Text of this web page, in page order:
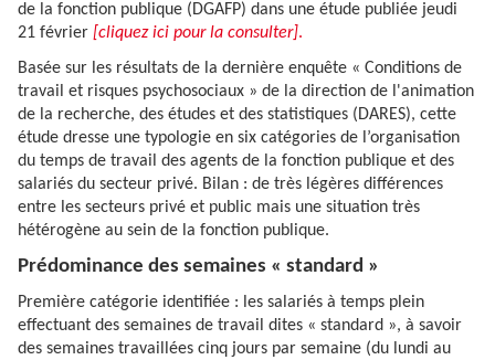
de la fonction publique (DGAFP) dans une étude publiée jeudi
21 février [cliquez ici pour la consulter].
Basée sur les résultats de la dernière enquête « Conditions de
travail et risques psychosociaux » de la direction de l'animation
de la recherche, des études et des statistiques (DARES), cette
étude dresse une typologie en six catégories de l’organisation
du temps de travail des agents de la fonction publique et des
salariés du secteur privé. Bilan : de très légères différences
entre les secteurs privé et public mais une situation très
hétérogène au sein de la fonction publique.
Prédominance des semaines « standard »
Première catégorie identifiée : les salariés à temps plein
effectuant des semaines de travail dites « standard », à savoir
des semaines travaillées cinq jours par semaine (du lundi au